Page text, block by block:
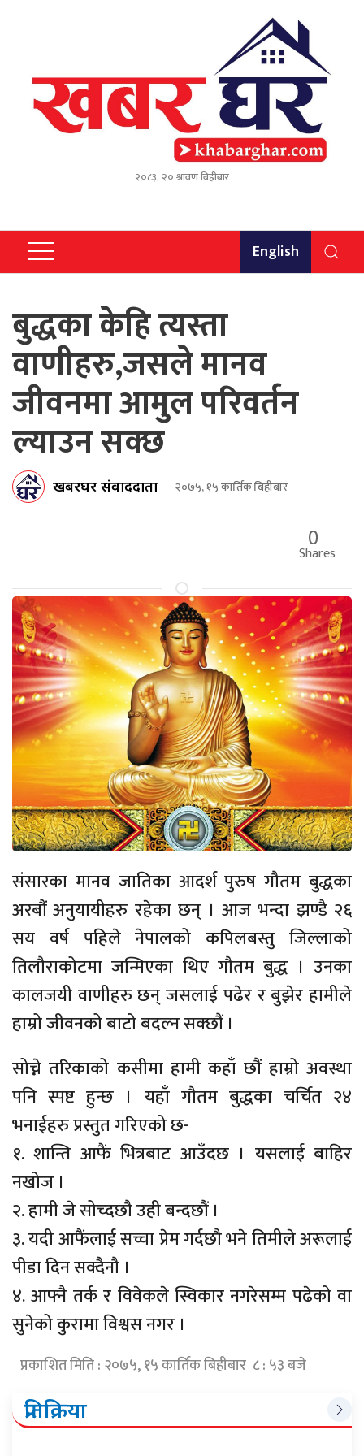
२०८३, २० श्रावण बिहीबार
English
बुद्धका केहि त्यस्ता
वाणीहरु,जसले मानव
जीवनमा आमुल परिवर्तन
ल्याउन सक्छ
खबरघर संवाददाता २०७५, १५ कार्तिक बिहीबार
0
Shares
संसारका मानव जातिका आदर्श पुरुष गौतम बुद्धका
अरबौं अनुयायीहरु रहेका छन् । आज भन्दा झण्डै २६
सय वर्ष पहिले नेपालको कपिलबस्तु जिल्लाको
तिलौराकोटमा जन्मिएका थिए गौतम बुद्ध । उनका
कालजयी वाणीहरु छन् जसलाई पढेर र बुझेर हामीले
हाम्रो जीवनको बाटो बदल्न सक्छौं ।
सोच्ने तरिकाको कसीमा हामी कहाँ छौं हाम्रो अवस्था
पनि स्पष्ट हुन्छ । यहाँ गौतम बुद्धका चर्चित २४
भनाईहरु प्रस्तुत गरिएको छ-
१. शान्ति आफैं भित्रबाट आउँदछ । यसलाई बाहिर
नखोज ।
२. हामी जे सोच्दछौ उही बन्दछौं ।
३. यदी आफैंलाई सच्चा प्रेम गर्दछौ भने तिमीले अरूलाई
पीडा दिन सक्दैनौ ।
४. आफ्नै तर्क र विवेकले स्विकार नगरेसम्म पढेको वा
सुनेको कुरामा विश्वस नगर ।
प्रकाशित मिति : २०७५, १५ कार्तिक बिहीबार ८ : ५३ बजे
प्रतिक्रिया